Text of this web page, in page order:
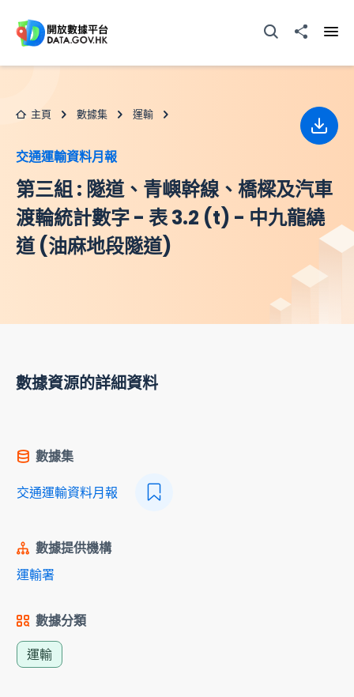
打開搜尋器分享至
主頁 數據集 運輸
交通運輸資料月報
第三組 : 隧道、青嶼幹線、橋樑及汽車
渡輪統計數字 - 表 3.2 (t) - 中九龍繞
道 (油麻地段隧道)
下載
數據資源的詳細資料
數據集
交通運輸資料月報
數據提供機構
運輸署
數據分類
運輸